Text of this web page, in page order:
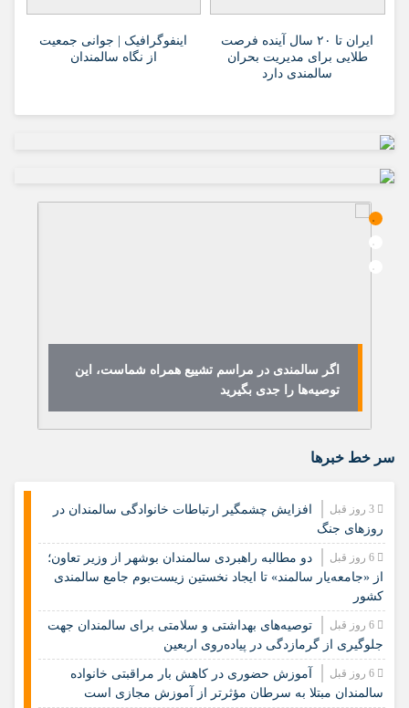
ایران تا ۲۰ سال آینده فرصت
طلایی برای مدیریت بحران
سالمندی دارد
اینفوگرافیک | جوانی جمعیت
از نگاه سالمندان
اگر سالمندی در مراسم تشییع همراه شماست، این
توصیه‌ها را جدی بگیرید
سر خط خبرها
افزایش چشمگیر ارتباطات خانوادگی سالمندان در
روزهای جنگ
دو مطالبه راهبردی سالمندان بوشهر از وزیر تعاون؛
از «جامعه‌یار سالمند» تا ایجاد نخستین زیست‌بوم جامع سالمندی
کشور
️توصیه‌های بهداشتی و سلامتی برای سالمندان جهت
جلوگیری از گرمازدگی در پیاده‌روی اربعین
آموزش حضوری در کاهش بار مراقبتی خانواده
سالمندان مبتلا به سرطان مؤثرتر از آموزش مجازی است